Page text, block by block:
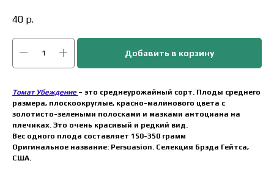
40 р.
Добавить в корзину
Томат Убеждение – это среднеурожайный сорт. Плоды среднего
размера, плоскоокруглые, красно-малинового цвета с
золотисто-зелеными полосками и мазками антоциана на
плечиках. Это очень красивый и редкий вид.
Вес одного плода составляет 150-350 грамм
Оригинальное название: Persuasion. Селекция Брэда Гейтса,
США.